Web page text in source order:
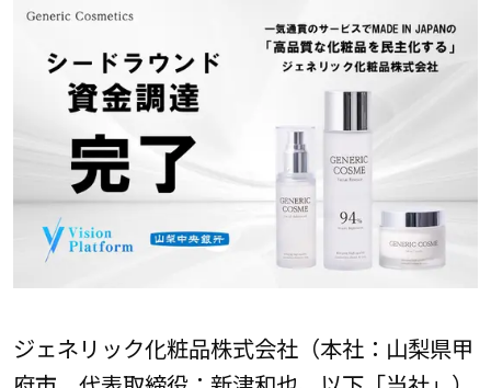
ジェネリック化粧品株式会社（本社：山梨県甲